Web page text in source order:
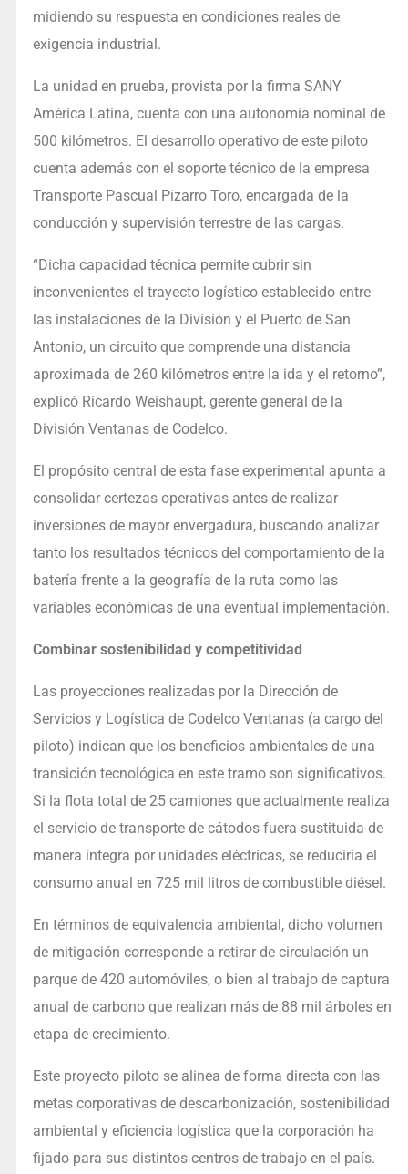
midiendo su respuesta en condiciones reales de
exigencia industrial.
La unidad en prueba, provista por la firma SANY
América Latina, cuenta con una autonomía nominal de
500 kilómetros. El desarrollo operativo de este piloto
cuenta además con el soporte técnico de la empresa
Transporte Pascual Pizarro Toro, encargada de la
conducción y supervisión terrestre de las cargas.
“Dicha capacidad técnica permite cubrir sin
inconvenientes el trayecto logístico establecido entre
las instalaciones de la División y el Puerto de San
Antonio, un circuito que comprende una distancia
aproximada de 260 kilómetros entre la ida y el retorno”,
explicó Ricardo Weishaupt, gerente general de la
División Ventanas de Codelco.
El propósito central de esta fase experimental apunta a
consolidar certezas operativas antes de realizar
inversiones de mayor envergadura, buscando analizar
tanto los resultados técnicos del comportamiento de la
batería frente a la geografía de la ruta como las
variables económicas de una eventual implementación.
Combinar sostenibilidad y competitividad
Las proyecciones realizadas por la Dirección de
Servicios y Logística de Codelco Ventanas (a cargo del
piloto) indican que los beneficios ambientales de una
transición tecnológica en este tramo son significativos.
Si la flota total de 25 camiones que actualmente realiza
el servicio de transporte de cátodos fuera sustituida de
manera íntegra por unidades eléctricas, se reduciría el
consumo anual en 725 mil litros de combustible diésel.
En términos de equivalencia ambiental, dicho volumen
de mitigación corresponde a retirar de circulación un
parque de 420 automóviles, o bien al trabajo de captura
anual de carbono que realizan más de 88 mil árboles en
etapa de crecimiento.
Este proyecto piloto se alinea de forma directa con las
metas corporativas de descarbonización, sostenibilidad
ambiental y eficiencia logística que la corporación ha
fijado para sus distintos centros de trabajo en el país.